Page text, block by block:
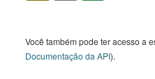
Você também pode ter acesso a
Documentação da API).